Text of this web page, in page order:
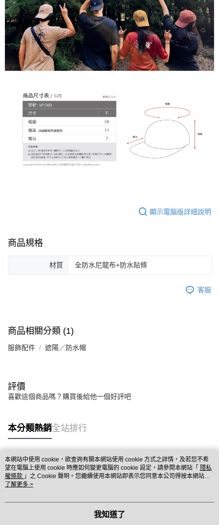
顯示電腦版詳細說明
商品規格
材質 全防水尼龍布+防水貼條
客服
商品相關分類 (1)
服飾配件 遮陽／防水帽
評價
喜歡這個商品嗎？購買後給他一個好評吧
本分類熱銷全站排行
熱門標籤
本網站中使用 cookie，欲查詢有關本網站使用 cookie 方式之詳情，及若您不希
望在電腦上使用 cookie 時應如何變更電腦的 cookie 設定，請參閱本網站「 隱私
權條款 」之 Cookie 聲明。您繼續使用本網站即表示您同意本公司得按本網站使
用條款之 Cookie 聲明使用 cookie。
了解更多 >
我知道了